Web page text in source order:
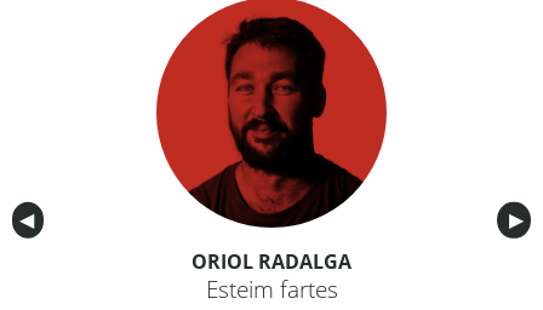
Anterior
◀︎ ▶︎
ORIOL RADALGA
Esteim fartes